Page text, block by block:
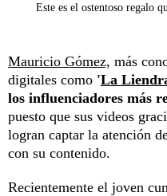
Este es el ostentoso regalo
Mauricio Gómez, más
digitales como 'La
los influenciadores más
puesto que sus videos
logran captar la atención
con su contenido.
Recientemente el joven